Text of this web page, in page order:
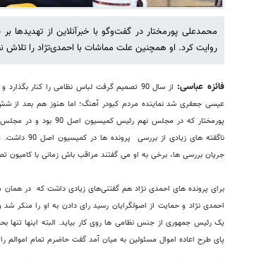
محمدعلی پورمختار در گفت‌وگو با خبرآنلاین از
روایت کرد. او همچنین علت مماشات با احمدی‌تژاد را تلاش
فائزه عباسی:
از سال 90 تصمیم گرفت لباس نظامی را کنار
عیسی جعفری شد نماینده مردم کبودر آهنگ؛ اما هنوز هم بعد از
پورمختار که در مجلس
ناگفته های
جریان بررسی ها، برخی به او می گفتند مراقب باش زمانی با کامیون
برای پرونده های احمدی نژاد هم گفتنی‌های زیادی داشت که در
احمدی نژاد و حمایت از اصولگرایان رسید رای دادن به او را منکر
یک رئیس جمهوری از جنس نظامی ها روی کار بیاید. البته اینها
پای طرح اعاده اموال مسئولین به میان آمد گفت حاضرم تمام